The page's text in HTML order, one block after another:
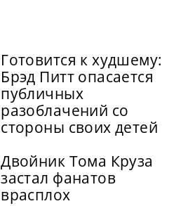
Готовится к худшему:
Брэд Питт опасается
публичных
разоблачений со
стороны своих детей
Двойник Тома Круза
застал фанатов
врасплох